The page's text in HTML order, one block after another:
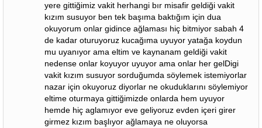
yere gittiğimiz vakit herhangi bır misafir geldiği vakit
kızım susuyor ben tek başıma baktığım için dua
okuyorum onlar gidince ağlaması hiç bitmiyor sabah 4
de kadar oturuyoruz kucağıma uyuyor yatağa koydun
mu uyanıyor ama eltim ve kaynanam geldiği vakit
nedense onlar koyuyor uyuyor ama onlar her gelDigi
vakit kızım susuyor sorduğumda söylemek istemiyorlar
nazar için okuyoruz diyorlar ne okuduklarını söylemiyor
eltime oturmaya gittiğimizde onlarda hem uyuyor
hemde hiç aglamıyor eve geliyoruz evden içeri girer
girmez kızım başlıyor ağlamaya ne oluyorsa